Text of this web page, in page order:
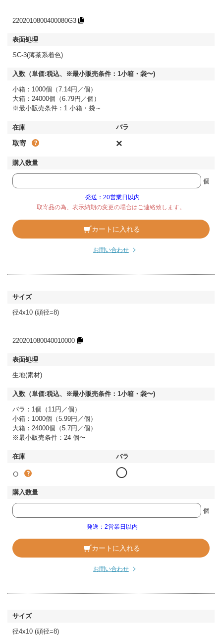
2202010800400080G3
SC-3(薄茶系着色)
小箱：1000個（7.14円／個）
大箱：24000個（6.79円／個）
※最小販売条件：1 小箱・袋～
取寄 ×
個
発送：20営業日以内
取寄品の為、表示納期の変更の場合はご連絡致します。
カートに入れる
お問い合わせ
径4x10 (頭径=8)
220201080040010000
生地(素材)
バラ：1個（11円／個）
小箱：1000個（5.99円／個）
大箱：24000個（5.7円／個）
※最小販売条件：24 個〜
○ ◯
個
発送：2営業日以内
カートに入れる
お問い合わせ
径4x10 (頭径=8)